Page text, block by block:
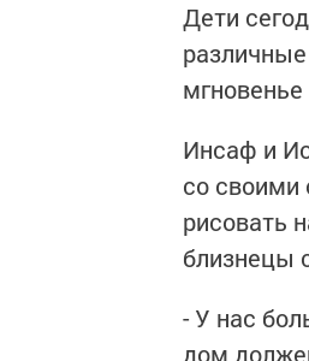
Дети
Инсаф и
со своими
рисовать
близнецы
- У нас
дом